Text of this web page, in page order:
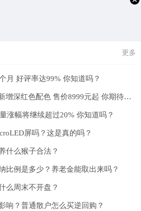
更多
月 好评率达99% 你知道吗？
苹果iPhone15系列将新增深红色配色 售价8999元起 你期待吗？
涨幅将继续超过20% 你知道吗？
屏吗？这是真的吗？
什么猴子合法？
比例是多少？养老金能取出来吗？
么周末不开盘？
响？普通散户怎么买逆回购？